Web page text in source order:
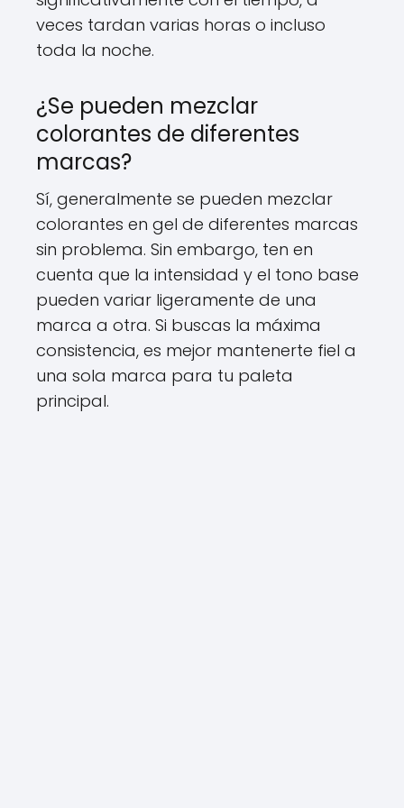
veces tardan varias horas o incluso
toda la noche.
¿Se pueden mezclar
colorantes de diferentes
marcas?
Sí, generalmente se pueden mezclar
colorantes en gel de diferentes marcas
sin problema. Sin embargo, ten en
cuenta que la intensidad y el tono base
pueden variar ligeramente de una
marca a otra. Si buscas la máxima
consistencia, es mejor mantenerte fiel a
una sola marca para tu paleta
principal.